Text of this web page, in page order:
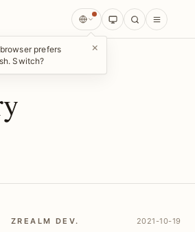
prefers
Switch?
×
ZREALM DEV. 2021-10-19